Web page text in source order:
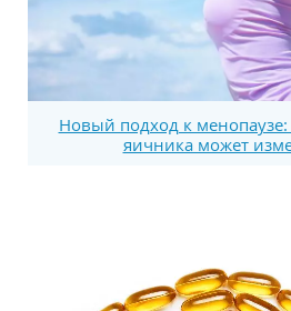
Новый подход к менопаузе:
яичника может